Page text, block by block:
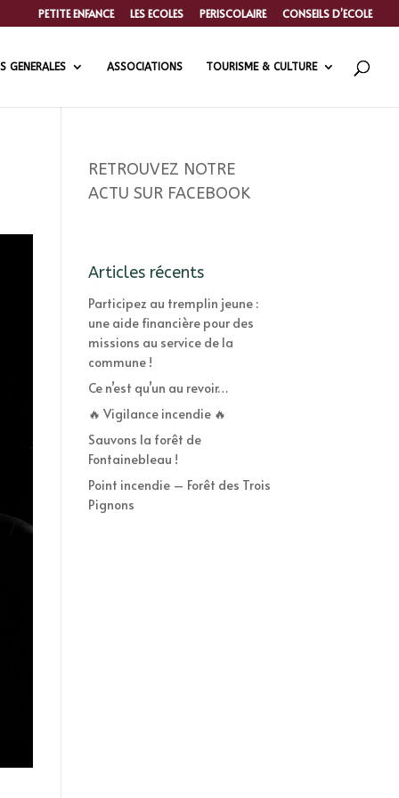
PETITE ENFANCE LES ECOLES PERISCOLAIRE CONSEILS D’ECOLE
GENERALES ASSOCIATIONS TOURISME & CULTURE
RETROUVEZ NOTRE
ACTU SUR FACEBOOK
Articles récents
Participez au tremplin jeune :
une aide financière pour des
missions au service de la
commune !
Ce n’est qu’un au revoir…
🔥 Vigilance incendie 🔥
Sauvons la forêt de
Fontainebleau !
Point incendie – Forêt des Trois
Pignons